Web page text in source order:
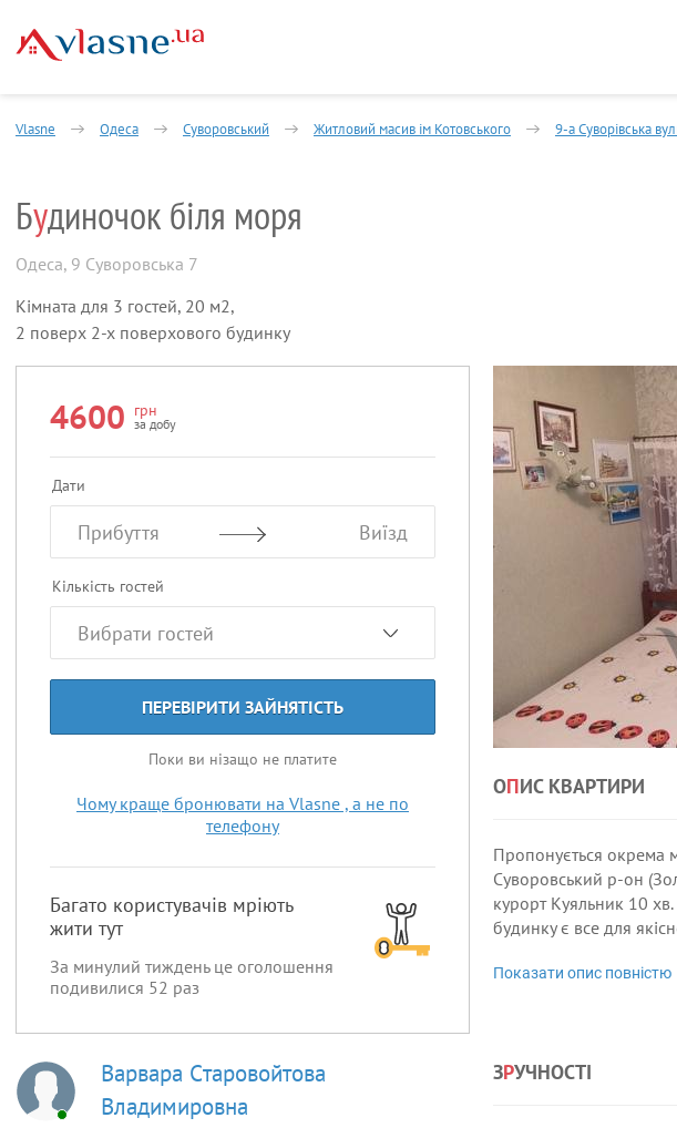
Vlasne Одеса Суворовський Житловий масив ім Котовського 9-а Суворівська
Будиночок біля моря
Одеса, 9 Суворовська 7
Кімната для 3 гостей, 20 м2,
2 поверх 2-х поверхового будинку
4600 грн
за добу
Дати
Прибуття Виїзд
Кількість гостей
ПЕРЕВІРИТИ ЗАЙНЯТІСТЬ
Поки ви нізащо не платите
Чому краще бронювати на Vlasne , а не по
телефону
Багато користувачів мріють
жити тут
За минулий тиждень це оголошення
подивилися 52 раз
Варвара Cтаровойтова
Владимировна
ОПИС КВАРТИРИ
Пропонується окрема
Суворовський р-он
курорт Куяльник 10
будинку є все для
ЗРУЧНОСТІ